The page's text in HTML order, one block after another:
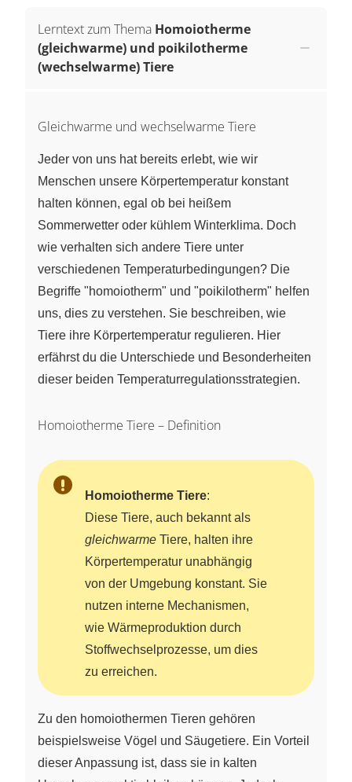
Lerntext zum Thema Homoiotherme
(gleichwarme) und poikilotherme
(wechselwarme) Tiere
Gleichwarme und wechselwarme Tiere
Jeder von uns hat bereits erlebt, wie wir
Menschen unsere Körpertemperatur konstant
halten können, egal ob bei heißem
Sommerwetter oder kühlem Winterklima. Doch
wie verhalten sich andere Tiere unter
verschiedenen Temperaturbedingungen? Die
Begriffe "homoiotherm" und "poikilotherm" helfen
uns, dies zu verstehen. Sie beschreiben, wie
Tiere ihre Körpertemperatur regulieren. Hier
erfährst du die Unterschiede und Besonderheiten
dieser beiden Temperaturregulationsstrategien.
Homoiotherme Tiere – Definition
Homoiotherme Tiere:
Diese Tiere, auch bekannt als
gleichwarme Tiere, halten ihre
Körpertemperatur unabhängig
von der Umgebung konstant. Sie
nutzen interne Mechanismen,
wie Wärmeproduktion durch
Stoffwechselprozesse, um dies
zu erreichen.
Zu den homoiothermen Tieren gehören
beispielsweise Vögel und Säugetiere. Ein Vorteil
dieser Anpassung ist, dass sie in kalten